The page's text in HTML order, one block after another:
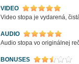
VIDEO
Video stopa je vydarená,
AUDIO
Audio stopa vo originálnej
BONUSES